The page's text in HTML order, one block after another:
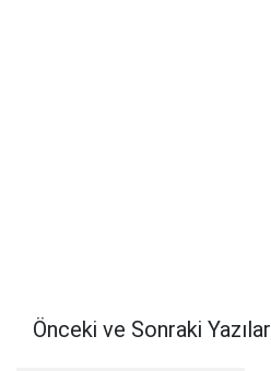
Önceki ve Sonraki Yazılar